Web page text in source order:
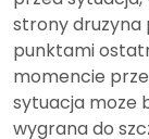
strony druzyna
punktami
momencie
sytuacja moze
wygrana do